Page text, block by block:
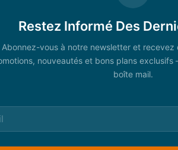
Restez Informé Des
Abonnez-vous à notre newsletter et recevez
nouveautés et bons plans
boîte mail.